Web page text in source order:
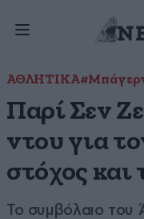
ΑΘΛΗΤΙΚΑ
Παρί Σεν
ντου για
στόχος
Το συμβόλαιο του